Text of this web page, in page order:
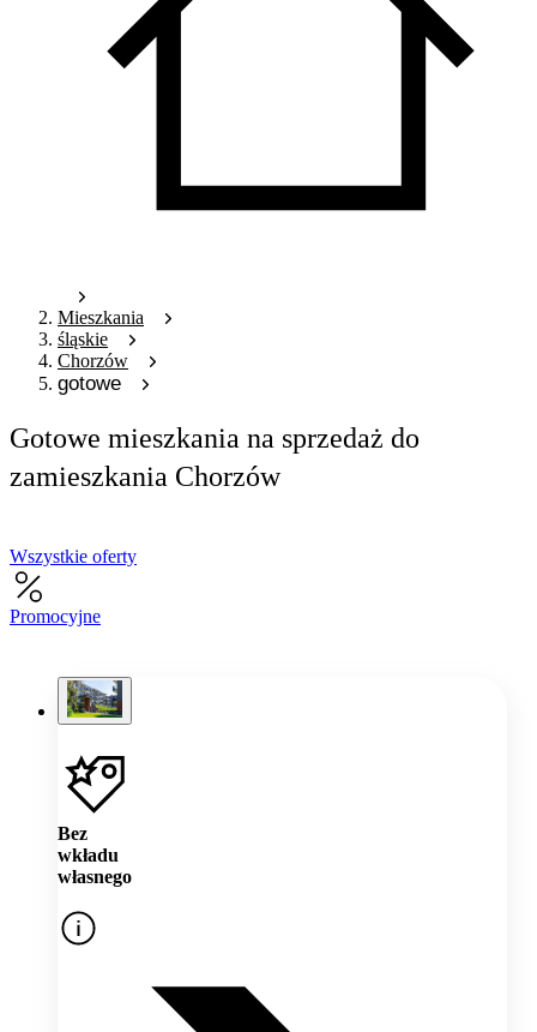
Mieszkania
śląskie
Chorzów
gotowe
Gotowe mieszkania na sprzedaż do
zamieszkania Chorzów
Wszystkie oferty
Promocyjne
Bez
wkładu
własnego